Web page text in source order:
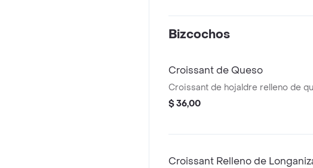
Bizcochos
Croissant de Queso
Croissant de hojaldre relleno de
$ 36,00
Croissant Relleno de